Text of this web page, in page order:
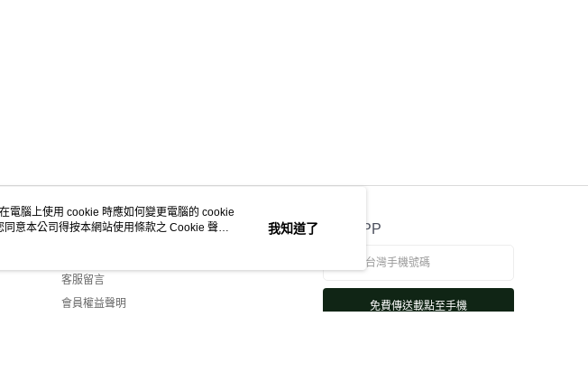
客服資訊
客服留言
會員權益聲明
官方APP
免費傳送載點至手機
電腦上使用 cookie 時應如何變更電腦的 cookie
意本公司得按本網站使用條款之 Cookie 聲明
我知道了